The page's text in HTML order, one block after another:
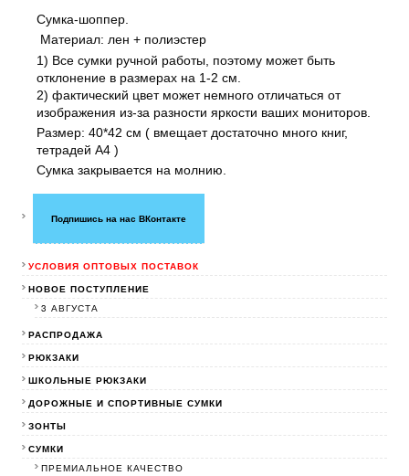
Сумка-шоппер.
Материал: лен + полиэстер
1) Все сумки ручной работы, поэтому может быть
отклонение в размерах на 1-2 см.
2) фактический цвет может немного отличаться от
изображения из-за разности яркости ваших мониторов.
Размер: 40*42 см ( вмещает достаточно много книг,
тетрадей А4 )
Сумка закрывается на молнию.
Подпишись на нас ВКонтакте
УСЛОВИЯ ОПТОВЫХ ПОСТАВОК
НОВОЕ ПОСТУПЛЕНИЕ
3 АВГУСТА
РАСПРОДАЖА
РЮКЗАКИ
ШКОЛЬНЫЕ РЮКЗАКИ
ДОРОЖНЫЕ И СПОРТИВНЫЕ СУМКИ
ЗОНТЫ
СУМКИ
ПРЕМИАЛЬНОЕ КАЧЕСТВО